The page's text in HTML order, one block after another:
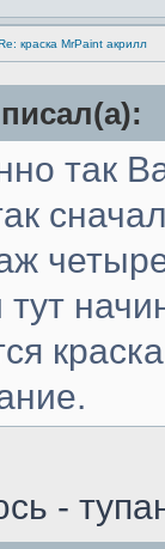
краска MrPaint акрилл
так
тут
-